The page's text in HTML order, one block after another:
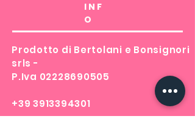
INF
O
Prodotto di Bertolani e Bonsignori
srls -
P.Iva 02228690505
+39 3913394301